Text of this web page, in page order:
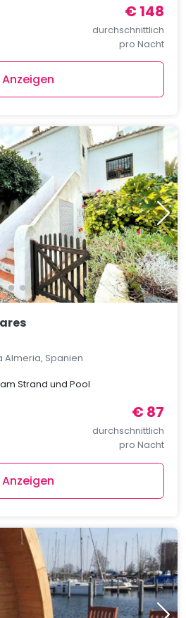
€ 148
durchschnittlich
pro Nacht
Anzeigen
Almeria, Spanien
Strand und Pool
€ 87
durchschnittlich
pro Nacht
Anzeigen